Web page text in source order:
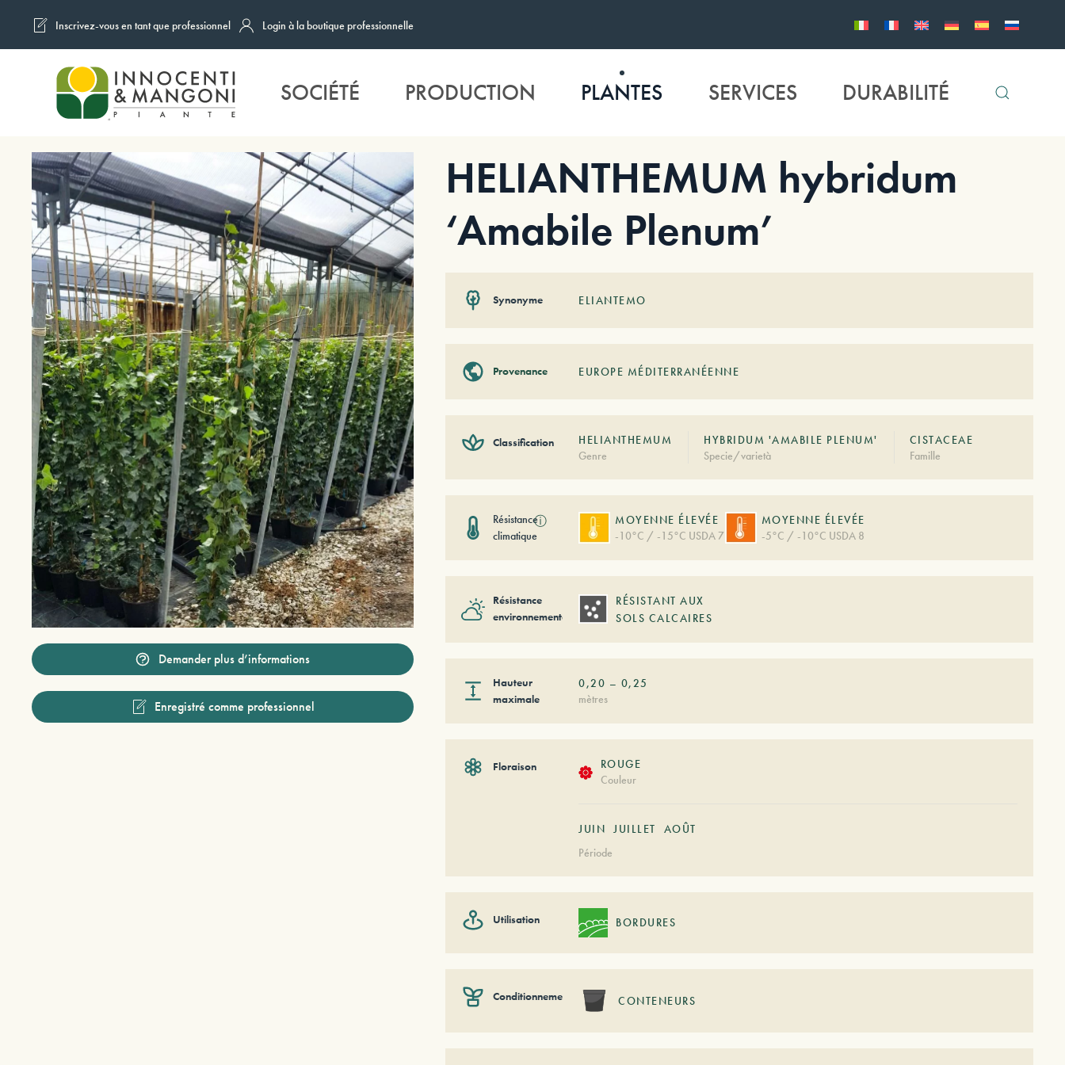
Skip to main content
Inscrivez-vous en tant que professionnel Login à la boutique professionnelle
SOCIÉTÉ PRODUCTION PLANTES SERVICES DURABILITÉ
Demander plus d’informations
Enregistré comme professionnel
HELIANTHEMUM hybridum
‘Amabile Plenum’
Synonyme ELIANTEMO
Provenance EUROPE MÉDITERRANÉENNE
Classification
HELIANTHEMUM
Genre
HYBRIDUM 'AMABILE PLENUM'
Specie/varietà
CISTACEAE
Famille
Résistance
climatique
ⓘ
MOYENNE ÉLEVÉE
-10°C / -15°C USDA 7
MOYENNE ÉLEVÉE
-5°C / -10°C USDA 8
Résistance
environnementale
RÉSISTANT AUX
SOLS CALCAIRES
Hauteur
maximale
0,20 – 0,25
mètres
Floraison
ROUGE
Couleur
JUIN JUILLET
AOÛT
Période
Utilisation BORDURES
Conditionnement CONTENEURS